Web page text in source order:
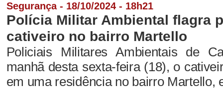
Segurança - 18/10/2024 - 18h21
Polícia Militar Ambiental flagra
cativeiro no bairro Martello
Policiais Militares Ambientais de
manhã desta sexta-feira (18), o
em uma residência no bairro Martello,